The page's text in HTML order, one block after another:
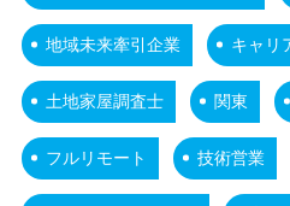
地域未来牽引企業 キャリ
土地家屋調査士 関東
フルリモート 技術営業